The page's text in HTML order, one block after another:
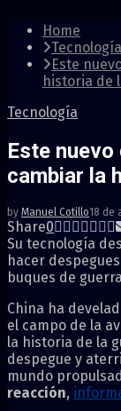
Home
Tecnología
Este
historia de
Tecnología
Este
cambiar la
by Manuel Cotillo18 de
Share0
Su tecnología
hacer
buques de
China ha
el campo de la
la historia de la
despegue y
mundo
reacción,